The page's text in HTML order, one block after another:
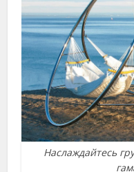
Наслаждайтесь